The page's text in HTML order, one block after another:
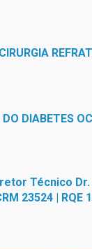
DO DIABETES
Técnico
23524 | RQE